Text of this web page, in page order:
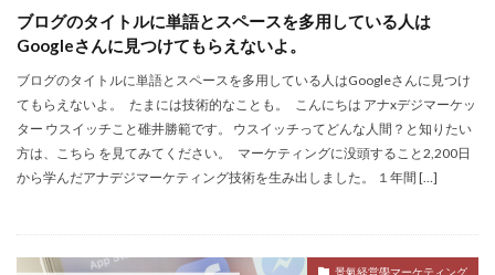
ブログのタイトルに単語とスペースを多用している人は
Googleさんに見つけてもらえないよ。
ブログのタイトルに単語とスペースを多用している人はGoogleさんに見つけ
てもらえないよ。 たまには技術的なことも。 こんにちは アナxデジマーケッ
ター ウスイッチこと碓井勝範です。 ウスイッチってどんな人間？と知りたい
方は、こちら を見てみてください。 マーケティングに没頭すること2,200日
から学んだアナデジマーケティング技術を生み出しました。 １年間 […]
景氣経営學マーケティング